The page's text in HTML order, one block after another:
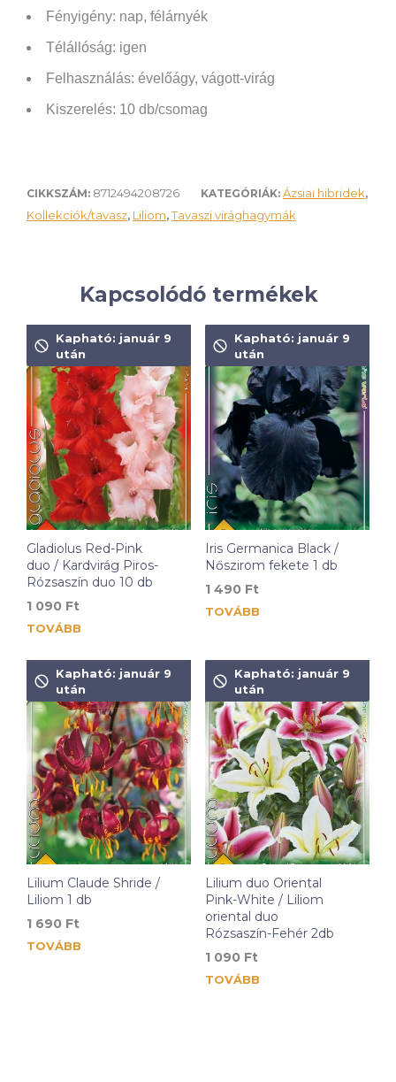
Fényigény: nap, félárnyék
Télállóság: igen
Felhasználás: évelőágy, vágott-virág
Kiszerelés: 10 db/csomag
CIKKSZÁM: 8712494208726 KATEGÓRIÁK: Ázsiai hibridek,
Kollekciók/tavasz, Liliom,Tavaszi virághagymák
Kapcsolódó termékek
Gladiolus Red-Pink
duo / Kardvirág Piros-
Rózsaszín duo 10 db
1 090 Ft
Kapható: január 9
után
TOVÁBB
Iris Germanica Black /
Nőszirom fekete 1 db
1 490 Ft
Kapható: január 9
után
TOVÁBB
Lilium Claude Shride /
Liliom 1 db
1 690 Ft
Kapható: január 9
után
TOVÁBB
Lilium duo Oriental
Pink-White / Liliom
oriental duo
Rózsaszín-Fehér 2db
1 090 Ft
Kapható: január 9
után
TOVÁBB